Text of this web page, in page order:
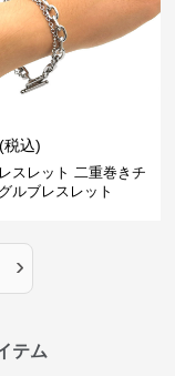
(税込)
スレット 二重巻きチ
ルブレスレット
›
テム